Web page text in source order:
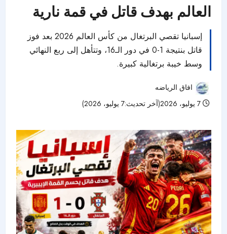
العالم بهدف قاتل في قمة نارية
إسبانيا تقصي البرتغال من كأس العالم 2026 بعد فوز
قاتل بنتيجة 1-0 في دور الـ16، وتتأهل إلى ربع النهائي
وسط خيبة برتغالية كبيرة.
افاق الرياضه
7 يوليو، 2026(آخر تحديث:7 يوليو، 2026)